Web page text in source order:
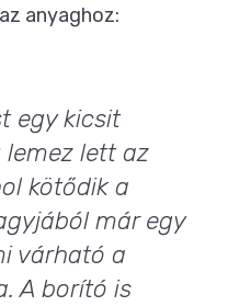
anyaghoz:
egy kicsit
lett az
kötődik a
már egy
várható a
A borító is